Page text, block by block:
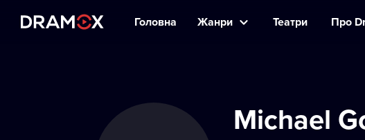
Головна Жанри Театри Прo
Michael